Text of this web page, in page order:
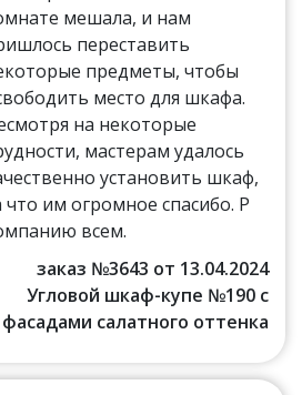
мешала, и нам
переставить
предметы, чтобы
место для шкафа.
на некоторые
мастерам удалось
установить шкаф,
что им огромное спасибо. Р
всем.
заказ №3643 от 13.04.2024
Угловой шкаф-купе №190 с
фасадами салатного оттенка